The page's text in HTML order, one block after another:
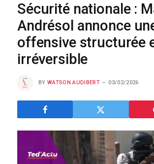
Sécurité nationale :
Andrésol annonce
offensive structurée
irréversible
BY WATSON AUDIBERT 03/02/2026